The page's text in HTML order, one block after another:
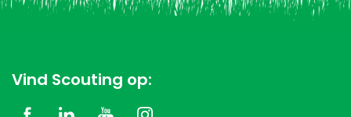
Vind Scouting op: